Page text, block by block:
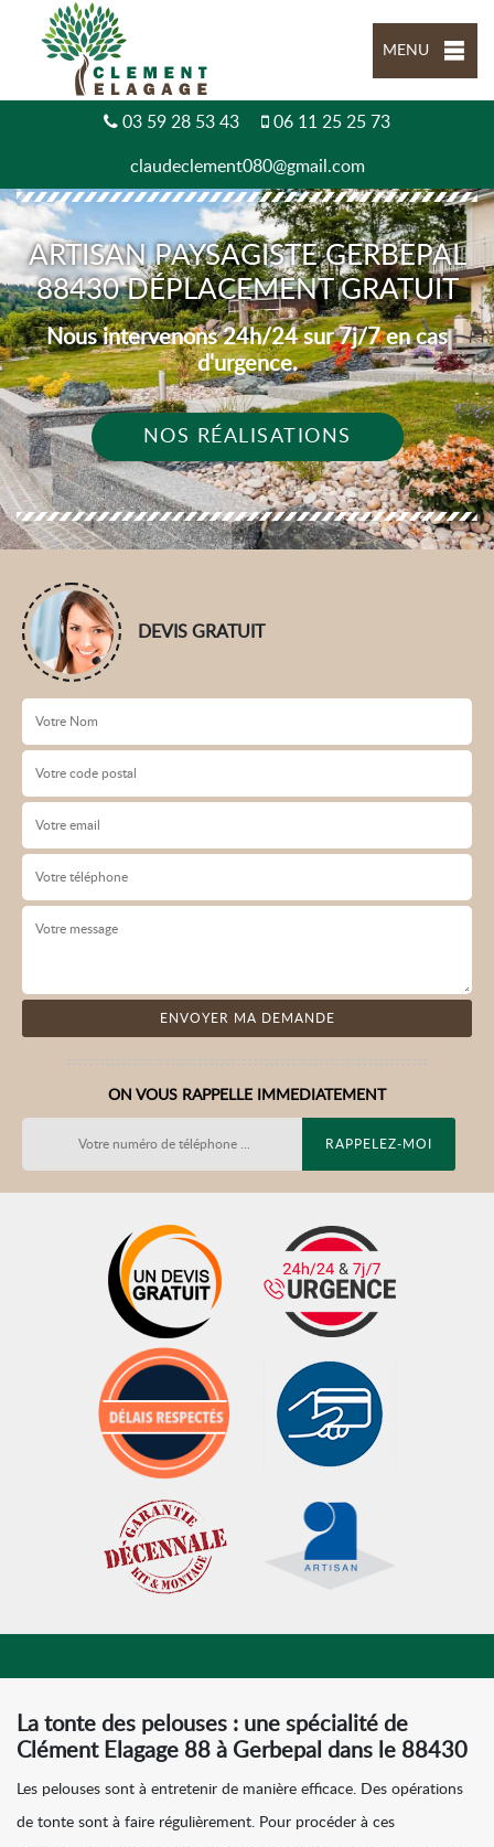
MENU
03 59 28 53 43 06 11 25 25 73
claudeclement080@gmail.com
ARTISAN PAYSAGISTE GERBEPAL
88430 DÉPLACEMENT GRATUIT
Nous intervenons 24h/24 sur 7j/7 en cas
d'urgence.
NOS RÉALISATIONS
DEVIS GRATUIT
ON VOUS RAPPELLE IMMEDIATEMENT
La tonte des pelouses : une spécialité de
Clément Elagage 88 à Gerbepal dans le 88430
Les pelouses sont à entretenir de manière efficace. Des opérations
de tonte sont à faire régulièrement. Pour procéder à ces